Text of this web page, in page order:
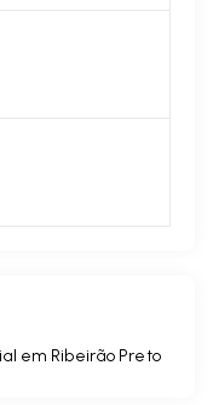
em Ribeirão Preto